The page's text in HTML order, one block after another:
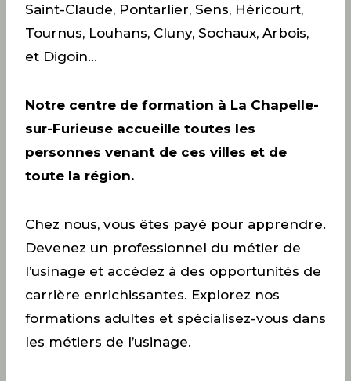
Saint-Claude, Pontarlier, Sens, Héricourt,
Tournus, Louhans, Cluny, Sochaux, Arbois,
et Digoin…
Notre centre de formation à La Chapelle-
sur-Furieuse accueille toutes les
personnes venant de ces villes et de
toute la région.
Chez nous, vous êtes payé pour apprendre.
Devenez un professionnel du métier de
l’usinage et accédez à des opportunités de
carrière enrichissantes. Explorez nos
formations adultes et spécialisez-vous dans
les métiers de l’usinage.